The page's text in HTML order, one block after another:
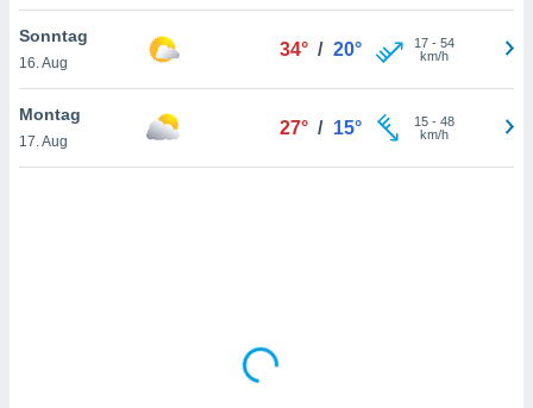
Sonntag
16. Aug
34° / 20° 17- 54
km/h
Montag
17. Aug
27° / 15° 15- 48
km/h